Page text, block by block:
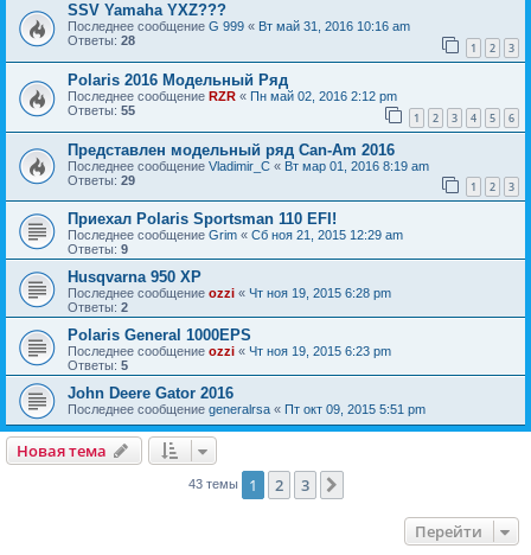
SSV Yamaha YXZ???
Последнее сообщение G 999 « Вт май 31, 2016 10:16 am
Ответы: 28 1 2 3
Polaris 2016 Модельный Ряд
Последнее сообщение RZR « Пн май 02, 2016 2:12 pm
Ответы: 55 1 2 3 4 5 6
Представлен модельный ряд Can-Am 2016
Последнее сообщение Vladimir_C « Вт мар 01, 2016 8:19 am
Ответы: 29 1 2 3
Приехал Polaris Sportsman 110 EFI!
Последнее сообщение Grim « Сб ноя 21, 2015 12:29 am
Ответы: 9
Husqvarna 950 XP
Последнее сообщение ozzi « Чт ноя 19, 2015 6:28 pm
Ответы: 2
Polaris General 1000EPS
Последнее сообщение ozzi « Чт ноя 19, 2015 6:23 pm
Ответы: 5
John Deere Gator 2016
Последнее сообщение generalrsa « Пт окт 09, 2015 5:51 pm
Новая тема
43 темы 1 2 3
Перейти